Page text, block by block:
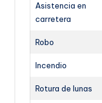
Asistencia en
carretera
Robo
Incendio
Rotura de lunas